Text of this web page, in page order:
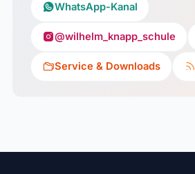
WhatsApp-Kanal
@wilhelm_knapp_schule
Service & Downloads